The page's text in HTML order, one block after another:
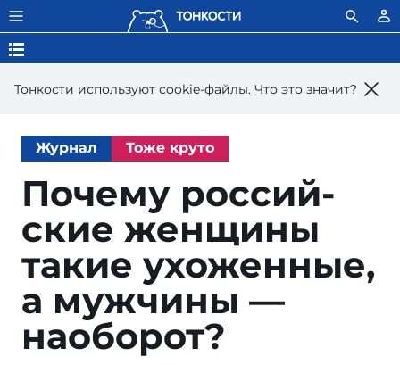
Тонкости используют сookie-файлы. Что это значит?
Журнал Тоже круто
Почему рос­сий­
ские жен­щи­ны
та­кие ухо­жен­ные,
а муж­чи­ны —
наоборот?